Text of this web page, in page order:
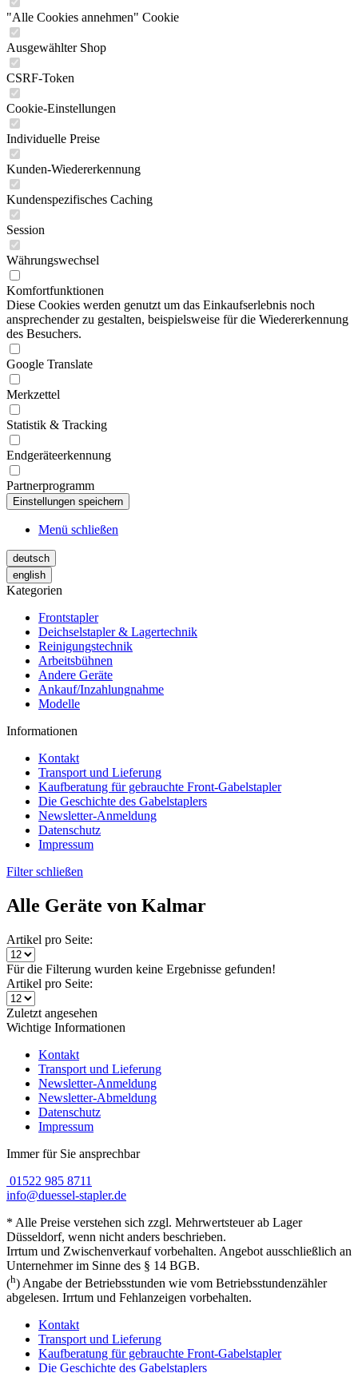
"Alle Cookies annehmen" Cookie
Ausgewählter Shop
CSRF-Token
Cookie-Einstellungen
Individuelle Preise
Kunden-Wiedererkennung
Kundenspezifisches Caching
Session
Währungswechsel
Komfortfunktionen
Diese Cookies werden genutzt um das Einkaufserlebnis noch
ansprechender zu gestalten, beispielsweise für die Wiedererkennung
des Besuchers.
Google Translate
Merkzettel
Statistik & Tracking
Endgeräteerkennung
Partnerprogramm
Menü schließen
deutsch
english
Kategorien
Frontstapler
Deichselstapler & Lagertechnik
Reinigungstechnik
Arbeitsbühnen
Andere Geräte
Ankauf/Inzahlungnahme
Modelle
Informationen
Kontakt
Transport und Lieferung
Kaufberatung für gebrauchte Front-Gabelstapler
Die Geschichte des Gabelstaplers
Newsletter-Anmeldung
Datenschutz
Impressum
Filter schließen
Alle Geräte von Kalmar
Artikel pro Seite:
Für die Filterung wurden keine Ergebnisse gefunden!
Artikel pro Seite:
Zuletzt angesehen
Wichtige Informationen
Kontakt
Transport und Lieferung
Newsletter-Anmeldung
Newsletter-Abmeldung
Datenschutz
Impressum
Immer für Sie ansprechbar
01522 985 8711
info@duessel-stapler.de
* Alle Preise verstehen sich zzgl. Mehrwertsteuer ab Lager
Düsseldorf, wenn nicht anders beschrieben.
Irrtum und Zwischenverkauf vorbehalten. Angebot ausschließlich an
Unternehmer im Sinne des § 14 BGB.
(h) Angabe der Betriebsstunden wie vom Betriebsstundenzähler
abgelesen. Irrtum und Fehlanzeigen vorbehalten.
Kontakt
Transport und Lieferung
Kaufberatung für gebrauchte Front-Gabelstapler
Die Geschichte des Gabelstaplers